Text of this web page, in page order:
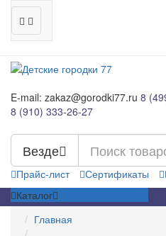
E-mail: zakaz@gorodki77.ru 8
8 (910) 333-26-27
Везде
Прайс-лист Сертификаты
Каталог
Главная